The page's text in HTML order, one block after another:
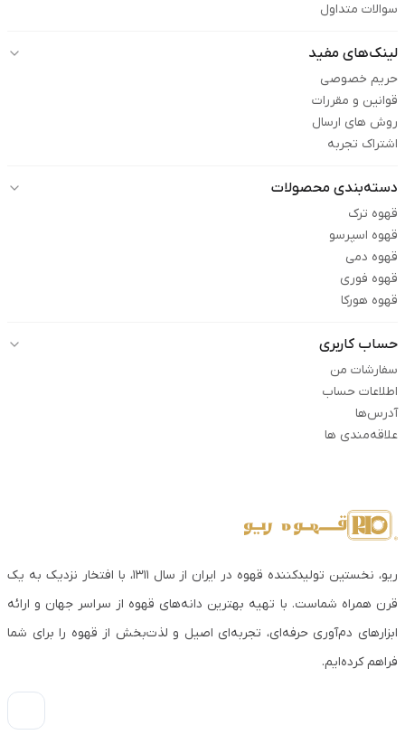
سوالات متداول
لینک‌های مفید
حریم خصوصی
قوانین و مقررات
روش های ارسال
اشتراک تجربه
دسته‌بندی محصولات
قهوه ترک
قهوه اسپرسو
قهوه دمی
قهوه فوری
قهوه هورکا
حساب کاربری
سفارشات من
اطلاعات حساب
آدرس‌ها
علاقه‌مندی ها
ریو، نخستین تولیدکننده قهوه در ایران از سال ۱۳۱۱، با افتخار نزدیک به یک
قرن همراه شماست. با تهیه بهترین دانه‌های قهوه از سراسر جهان و ارائه
ابزارهای دم‌آوری حرفه‌ای، تجربه‌ای اصیل و لذت‌بخش از قهوه را برای شما
فراهم کرده‌ایم.